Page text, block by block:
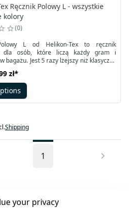
Ręcznik Polowy L - wszystkie
kolory
0
L od Helikon-Tex to ręcznik
dla osób, które liczą każdy gram i
bagażu. Jest 5 razy lżejszy niż klasyczny
wilgoć. Po użyciu nie pozostaje
– błyskawicznie schnie, dzięki
go spakować i ruszać dalej.
zł*
Shipping
1
your privacy